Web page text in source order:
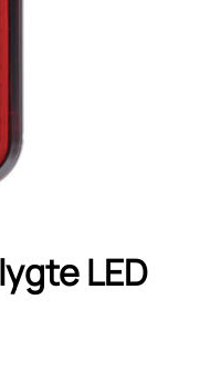
LED